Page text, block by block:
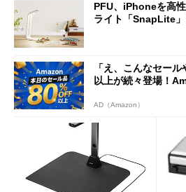
PFU、iPhoneを高
ライト「SnapLite
「え、こんなセー
以上が続々登場！
AD（Amazon）